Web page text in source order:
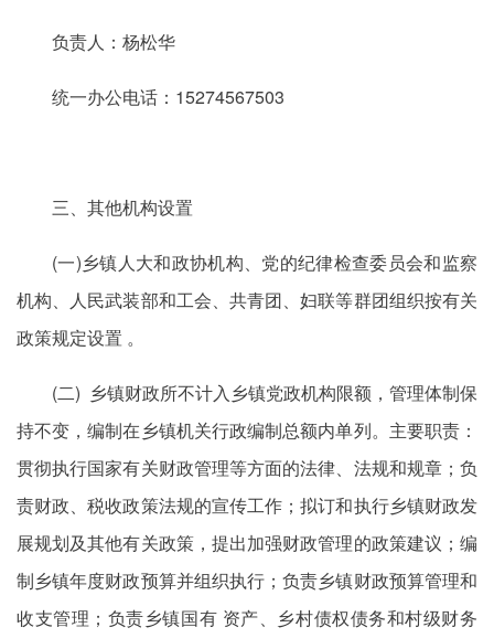
负责人：杨松华
统一办公电话：15274567503
三、其他机构设置
(一)乡镇人大和政协机构、党的纪律检查委员会和监察
机构、人民武装部和工会、共青团、妇联等群团组织按有关
政策规定设置 。
(二) 乡镇财政所不计入乡镇党政机构限额，管理体制保
持不变，编制在乡镇机关行政编制总额内单列。主要职责：
贯彻执行国家有关财政管理等方面的法律、法规和规章；负
责财政、税收政策法规的宣传工作；拟订和执行乡镇财政发
展规划及其他有关政策，提出加强财政管理的政策建议；编
制乡镇年度财政预算并组织执行；负责乡镇财政预算管理和
收支管理；负责乡镇国有 资产、乡村债权债务和村级财务